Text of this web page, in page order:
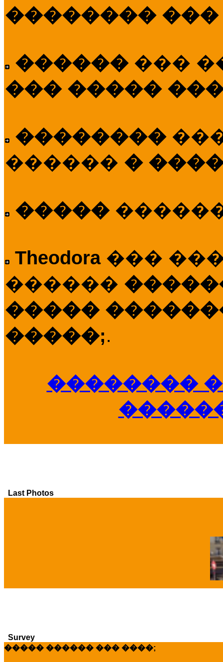
��������
������ ���
��� �����
��������
������ �
�����
Theodora ���
������
�����
�����;.
��������
Last Photos
Survey
����� ������ ��� ����;